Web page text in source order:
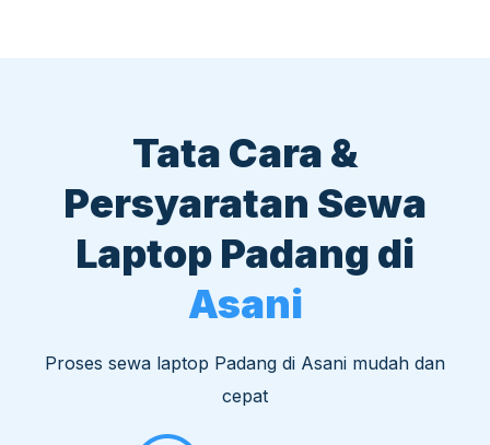
Tata Cara &
Persyaratan Sewa
Laptop Padang di
Asani
Proses sewa laptop Padang di Asani mudah dan
cepat